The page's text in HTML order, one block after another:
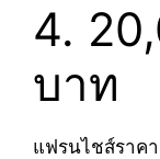
4.
บาท
แฟรนไชส์ราค